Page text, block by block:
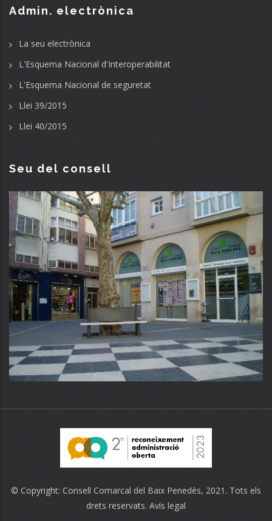
Admin. electrònica
La seu electrònica
L'Esquema Nacional d'Interoperabilitat
L'Esquema Nacional de seguretat
Llei 39/2015
Llei 40/2015
Seu del consell
© Copyright: Consell Comarcal del Baix Penedès, 2021. Tots els
drets reservats. Avís legal